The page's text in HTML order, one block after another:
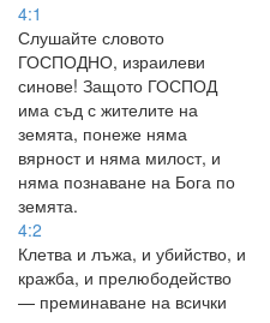
4:1
Слушайте словото
ГОСПОДНО, израилеви
синове! Защото ГОСПОД
има съд с жителите на
земята, понеже няма
вярност и няма милост, и
няма познаване на Бога по
земята.
4:2
Клетва и лъжа, и убийство, и
кражба, и прелюбодейство
— преминаване на всички